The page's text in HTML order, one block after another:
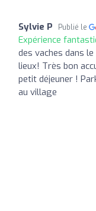
Sylvie P Publié le
Expérience
des vaches dans
lieux! Très bon
petit déjeuner !
au village